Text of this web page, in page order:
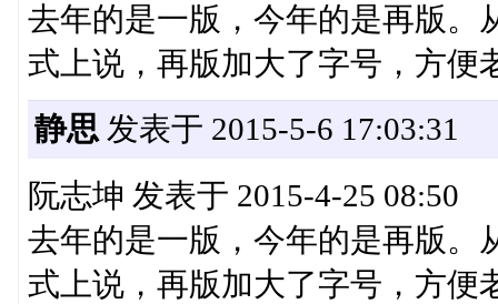
去年的是一版，今年的是再版。
式上说，再版加大了字号，方便
静思发表于 2015-5-6 17:03:31
阮志坤 发表于 2015-4-25 08:50
去年的是一版，今年的是再版。
式上说，再版加大了字号，方便